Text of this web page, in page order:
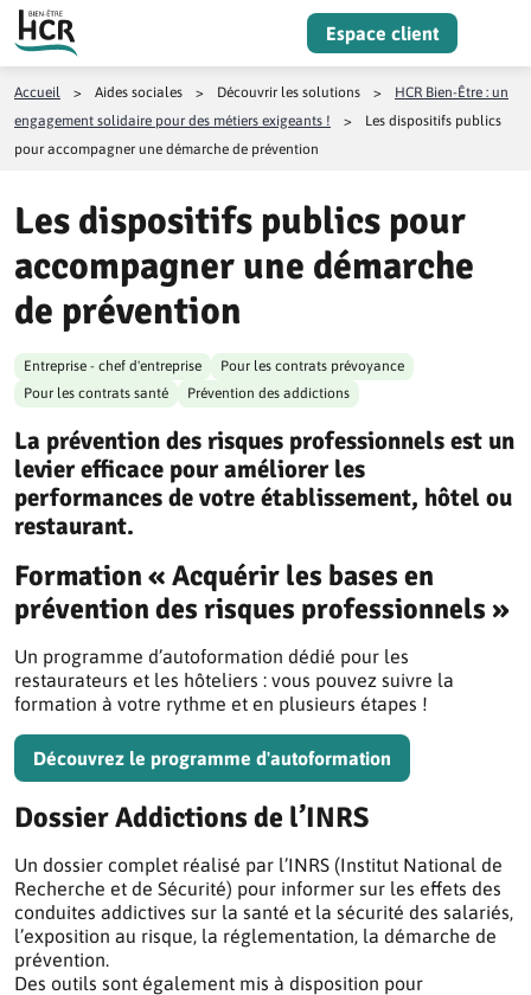
Aller au contenu
Espace client
Accueil > Aides sociales > Découvrir les solutions >
HCR Bien-Être : un
engagement solidaire pour des métiers exigeants !
>
Les dispositifs publics
pour accompagner une démarche de prévention
Les dispositifs publics pour
accompagner une démarche
de prévention
Entreprise - chef d'entreprise
Pour les contrats prévoyance
Pour les contrats santé
Prévention des addictions
La prévention des risques professionnels est un
levier efficace pour améliorer les
performances de votre établissement, hôtel ou
restaurant.
Formation « Acquérir les bases en
prévention des risques professionnels »
Un programme d’autoformation dédié pour les
restaurateurs et les hôteliers : vous pouvez suivre la
formation à votre rythme et en plusieurs étapes !
Découvrez le programme d'autoformation
Dossier Addictions de l’INRS
Un dossier complet réalisé par l’INRS (Institut National de
Recherche et de Sécurité) pour informer sur les effets des
conduites addictives sur la santé et la sécurité des salariés,
l’exposition au risque, la réglementation, la démarche de
prévention.
Des outils sont également mis à disposition pour